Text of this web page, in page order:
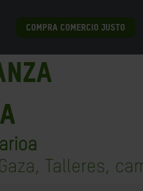
COMPRA COMERCIO JUSTO
Talleres,